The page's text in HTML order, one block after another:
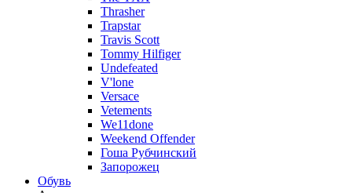
Thrasher
Trapstar
Travis Scott
Tommy Hilfiger
Undefeated
V'lone
Versace
Vetements
We11done
Weekend Offender
Гоша Рубчинский
Запорожец
Обувь